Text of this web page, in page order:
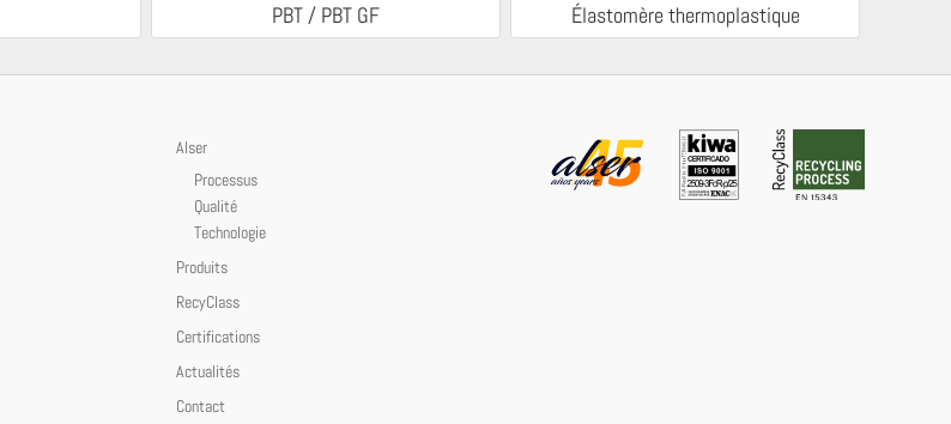
PBT / PBT GF Élastomère thermoplastique
Alser
Processus
Qualité
Technologie
Produits
RecyClass
Certifications
Actualités
Contact